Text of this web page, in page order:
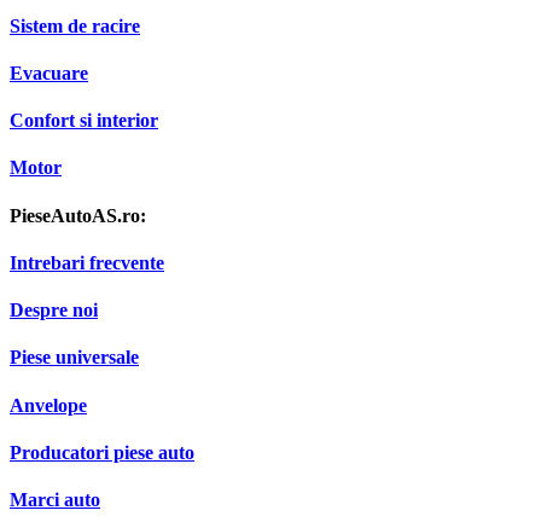
Motor
PieseAutoAS.ro:
Intrebari frecvente
Despre noi
Piese universale
Anvelope
Producatori piese auto
Marci auto
Serviciile noastre
Reparatii service auto
Monteaza piesa cumparata